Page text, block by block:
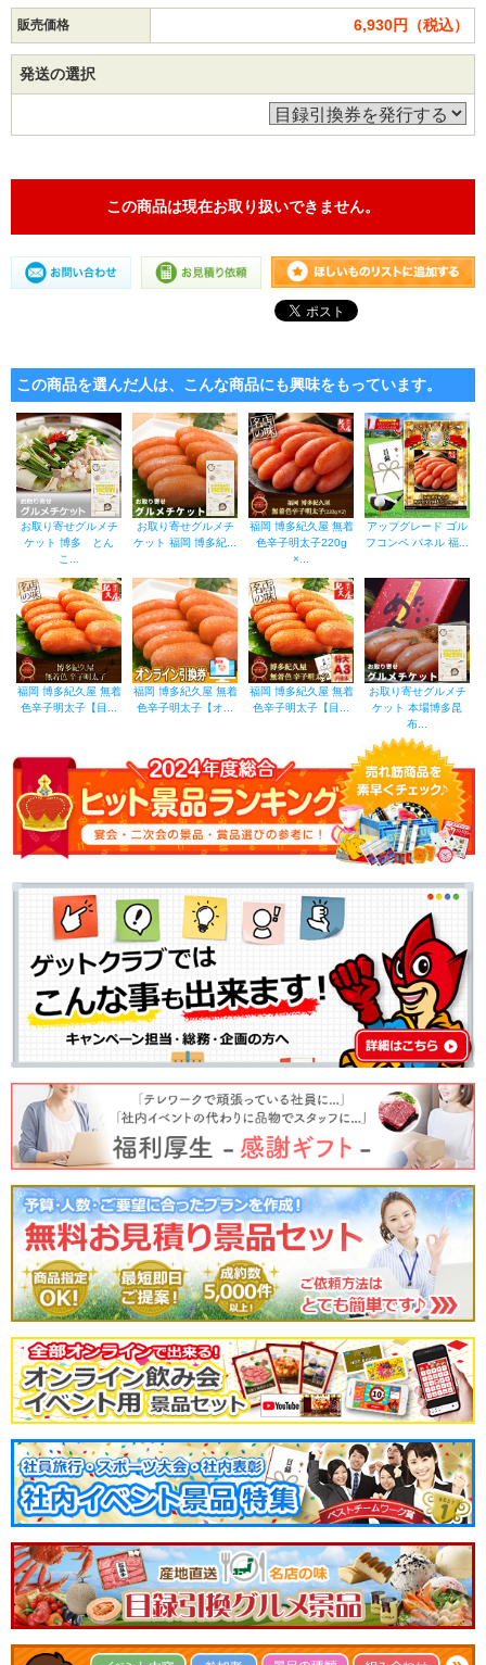
販売価格 6,930円（税込）
発送の選択
この商品は現在お取り扱いできません。
この商品を選んだ人は、こんな商品にも興味をもっています。
お取り寄せグルメチ
ケット 博多 とん
こ...
お取り寄せグルメチ
ケット 福岡 博多紀...
福岡 博多紀久屋 無着
色辛子明太子220g
×...
アップグレード ゴル
フコンペ パネル 福...
福岡 博多紀久屋 無着
色辛子明太子【目...
福岡 博多紀久屋 無着
色辛子明太子【オ...
福岡 博多紀久屋 無着
色辛子明太子【目...
お取り寄せグルメチ
ケット 本場博多昆
布...